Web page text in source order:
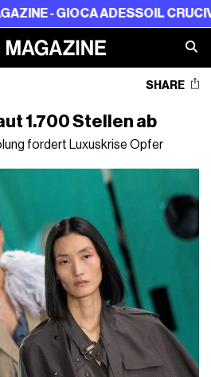
ADESSOIL CRUCIVERBA
SHARE
1.700 Stellen ab
fordert Luxuskrise Opfer